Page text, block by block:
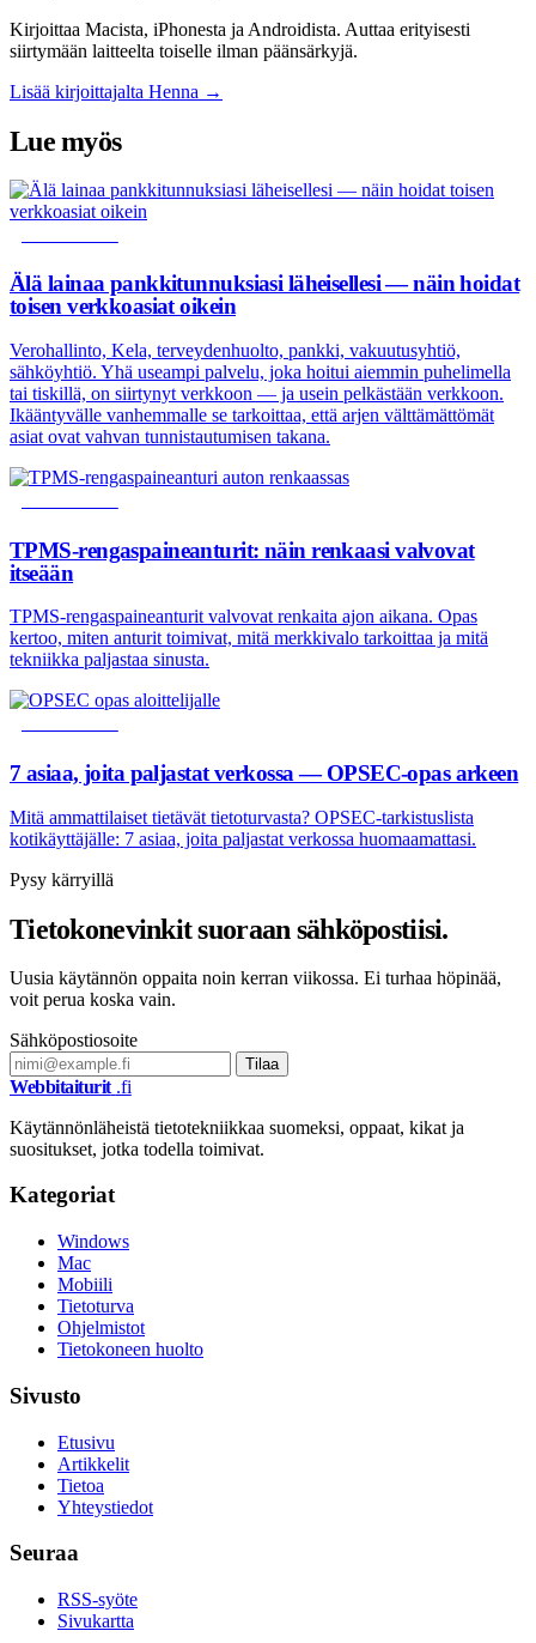
Kirjoittaa Macista, iPhonesta ja Androidista. Auttaa erityisesti
siirtymään laitteelta toiselle ilman päänsärkyjä.
Lisää kirjoittajalta Henna →
Lue myös
Älä lainaa pankkitunnuksiasi läheisellesi — näin hoidat
toisen verkkoasiat oikein
Verohallinto, Kela, terveydenhuolto, pankki, vakuutusyhtiö,
sähköyhtiö. Yhä useampi palvelu, joka hoitui aiemmin puhelimella
tai tiskillä, on siirtynyt verkkoon — ja usein pelkästään verkkoon.
Ikääntyvälle vanhemmalle se tarkoittaa, että arjen välttämättömät
asiat ovat vahvan tunnistautumisen takana.
TPMS-rengaspaineanturit: näin renkaasi valvovat
itseään
TPMS-rengaspaineanturit valvovat renkaita ajon aikana. Opas
kertoo, miten anturit toimivat, mitä merkkivalo tarkoittaa ja mitä
tekniikka paljastaa sinusta.
7 asiaa, joita paljastat verkossa — OPSEC-opas arkeen
Mitä ammattilaiset tietävät tietoturvasta? OPSEC-tarkistuslista
kotikäyttäjälle: 7 asiaa, joita paljastat verkossa huomaamattasi.
Pysy kärryillä
Tietokonevinkit suoraan sähköpostiisi.
Uusia käytännön oppaita noin kerran viikossa. Ei turhaa höpinää,
voit perua koska vain.
Sähköpostiosoite
Tilaa
Webbitaiturit .fi
Käytännönläheistä tietotekniikkaa suomeksi, oppaat, kikat ja
suositukset, jotka todella toimivat.
Kategoriat
Windows
Mac
Mobiili
Tietoturva
Ohjelmistot
Tietokoneen huolto
Sivusto
Etusivu
Artikkelit
Tietoa
Yhteystiedot
Seuraa
RSS-syöte
Sivukartta